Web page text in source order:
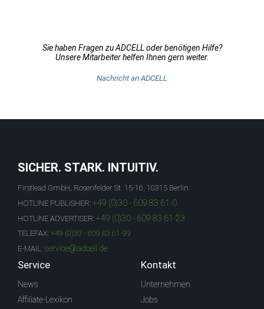
Sie haben Fragen zu ADCELL oder benötigen Hilfe?
Unsere Mitarbeiter helfen Ihnen gern weiter.
Nachricht an ADCELL
SICHER. STARK. INTUITIV.
Firstlead GmbH, Rosenfelder St. 15-16, 10315 Berlin
HOTLINE PUBLISHER: +49 (0)30 - 609 83 61-0
HOTLINE ADVERTISER: +49 (0)30 - 609 83 61-23
TELEFAX: +49 (0)30 - 609 83 61-99
E-MAIL: service@adcell.de
Service
News
Affiliate-Lexikon
Kontakt
Unternehmen
Jobs